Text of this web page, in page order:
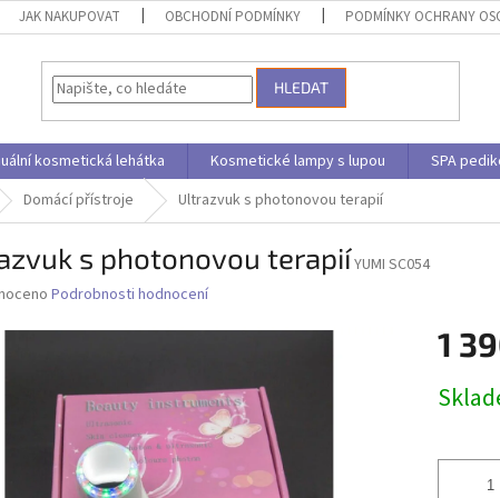
JAK NAKUPOVAT OBCHODNÍ PODMÍNKY PODMÍNKY OCHRANY
HLEDAT
kosmetická lehátka Kosmetické lampy s lupou SPA
Domácí přístroje Ultrazvuk s photonovou terapií
s photonovou terapiíYUMI SC054
Podrobnosti hodnocení
1
cena: